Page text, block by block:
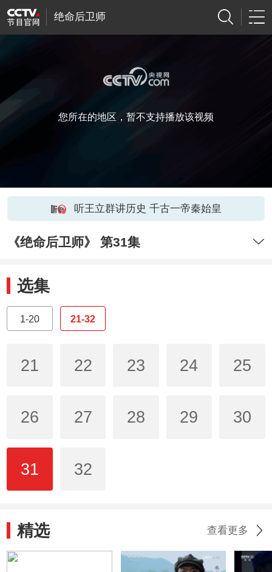
绝命后卫师
您所在的地区，暂不支持播放该视频
听王立群讲历史 千古一帝秦始皇
《绝命后卫师》 第31集
选集
1-20 21-32
21 22 23 24 25
26 27 28 29 30
31 32
精选 查看更多